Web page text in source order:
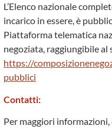
L’Elenco nazionale
incarico in essere, è
Piattaforma telematica
negoziata, raggiungibile al
https://
pubblici
Contatti:
Per maggiori